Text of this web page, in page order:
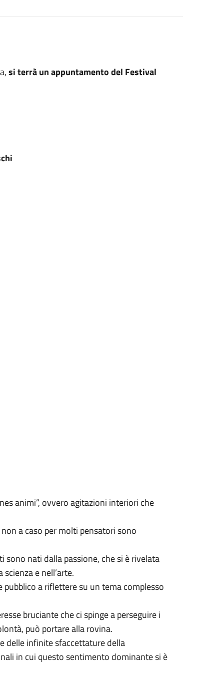
si terrà un appuntamento del Festival
animi”, ovvero agitazioni interiori che
a caso per molti pensatori sono
nati dalla passione, che si è rivelata
e nell’arte.
a riflettere su un tema complesso
bruciante che ci spinge a perseguire i
può portare alla rovina.
delle infinite sfaccettature della
in cui questo sentimento dominante si è